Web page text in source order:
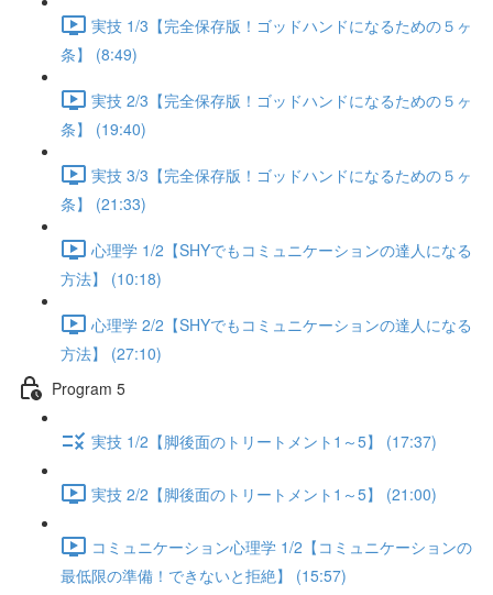
実技 1/3【完全保存版！ゴッドハンドになるための５ヶ
条】 (8:49)
実技 2/3【完全保存版！ゴッドハンドになるための５ヶ
条】 (19:40)
実技 3/3【完全保存版！ゴッドハンドになるための５ヶ
条】 (21:33)
心理学 1/2【SHYでもコミュニケーションの達人になる
方法】 (10:18)
心理学 2/2【SHYでもコミュニケーションの達人になる
方法】 (27:10)
Program 5
実技 1/2【脚後面のトリートメント1～5】 (17:37)
実技 2/2【脚後面のトリートメント1～5】 (21:00)
コミュニケーション心理学 1/2【コミュニケーションの
最低限の準備！できないと拒絶】 (15:57)